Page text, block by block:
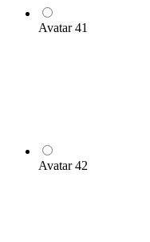
Avatar 41
Avatar 42